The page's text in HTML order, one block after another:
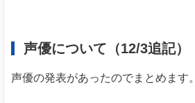
声優について（12/3追記）
声優の発表があったのでまとめます。